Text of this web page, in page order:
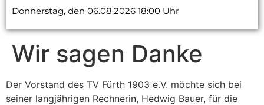
Donnerstag, den 06.08.2026 18:00 Uhr
Wir sagen Danke
Der Vorstand des TV Fürth 1903 e.V. möchte sich bei
seiner langjährigen Rechnerin, Hedwig Bauer, für die